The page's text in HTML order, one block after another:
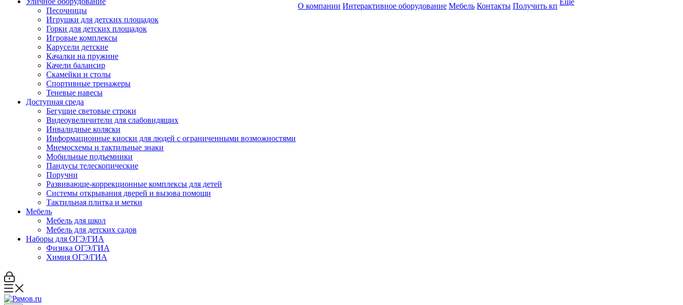
Песочницы
Игрушки для детских площадок
Горки для детских площадок
Игровые комплексы
Карусели детские
Качалки на пружине
Качели балансир
Скамейки и столы
Спортивные тренажеры
Теневые навесы
Доступная среда
Бегущие световые строки
Видеоувеличители для слабовидящих
Инвалидные коляски
Информационные киоски для людей с ограниченными возможностями
Мнемосхемы и тактильные знаки
Мобильные подъемники
Пандусы телескопические
Поручни
Развивающе-коррекционные комплексы для детей
Системы открывания дверей и вызова помощи
Тактильная плитка и метки
Мебель
Мебель для школ
Мебель для детских садов
Наборы для ОГЭ/ГИА
Физика ОГЭ/ГИА
Химия ОГЭ/ГИА
О компании Интерактивное оборудование Мебель Контакты Получить кп Ещё